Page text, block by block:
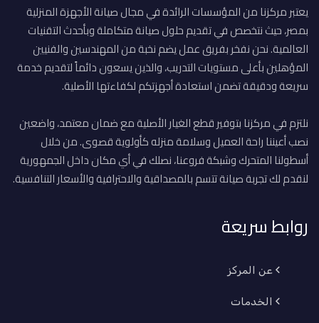
يعتبر مركزنا من المؤسسات الرائدة في مجال صيانة الأجهزة المنزلية
بمصر، حيث نتخصص في تقديم حلول صيانة متكاملة وبأحدث التقنيات
العالمية. نحن نفخر بفريق عمل يضم نخبة من المهندسين والفنيين
المؤهلين بأعلى مستويات التدريب، والذين يسعون دائماً لتقديم خدمة
سريعة ودقيقة تضمن استعادة أجهزتكم لكفاءتها الأصلية.
نلتزم في مركزنا بتوفير قطع الغيار الأصلية مع ضمان معتمد، واضعين
نصب أعيننا راحة العميل وسلامة منزله كأولوية قصوى. من خلال
أسطولنا المتحرك وشبكة فروعنا، نصلك في أي مكان داخل الجمهورية
لنقدم لك تجربة صيانة تتسم بالمصداقية والاحترافية والأسعار التنافسية.
روابط سريعة
عن المركز
الخدمات